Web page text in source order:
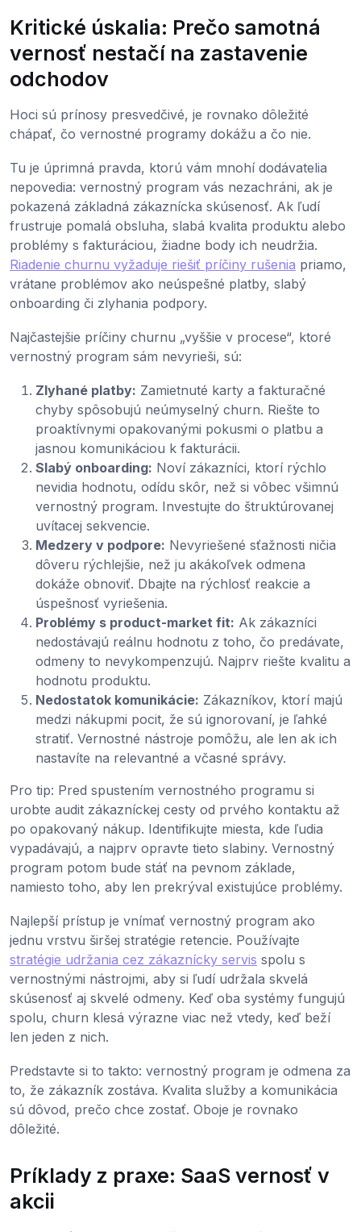
Kritické úskalia: Prečo samotná
vernosť nestačí na zastavenie
odchodov
Hoci sú prínosy presvedčivé, je rovnako dôležité
chápať, čo vernostné programy dokážu a čo nie.
Tu je úprimná pravda, ktorú vám mnohí dodávatelia
nepovedia: vernostný program vás nezachráni, ak je
pokazená základná zákaznícka skúsenosť. Ak ľudí
frustruje pomalá obsluha, slabá kvalita produktu alebo
problémy s fakturáciou, žiadne body ich neudržia.
Riadenie churnu vyžaduje riešiť príčiny rušenia priamo,
vrátane problémov ako neúspešné platby, slabý
onboarding či zlyhania podpory.
Najčastejšie príčiny churnu „vyššie v procese“, ktoré
vernostný program sám nevyrieši, sú:
Zlyhané platby: Zamietnuté karty a fakturačné
chyby spôsobujú neúmyselný churn. Riešte to
proaktívnymi opakovanými pokusmi o platbu a
jasnou komunikáciou k fakturácii.
Slabý onboarding: Noví zákazníci, ktorí rýchlo
nevidia hodnotu, odídu skôr, než si vôbec všimnú
vernostný program. Investujte do štruktúrovanej
uvítacej sekvencie.
Medzery v podpore: Nevyriešené sťažnosti ničia
dôveru rýchlejšie, než ju akákoľvek odmena
dokáže obnoviť. Dbajte na rýchlosť reakcie a
úspešnosť vyriešenia.
Problémy s product-market fit: Ak zákazníci
nedostávajú reálnu hodnotu z toho, čo predávate,
odmeny to nevykompenzujú. Najprv riešte kvalitu a
hodnotu produktu.
Nedostatok komunikácie: Zákazníkov, ktorí majú
medzi nákupmi pocit, že sú ignorovaní, je ľahké
stratiť. Vernostné nástroje pomôžu, ale len ak ich
nastavíte na relevantné a včasné správy.
Pro tip: Pred spustením vernostného programu si
urobte audit zákazníckej cesty od prvého kontaktu až
po opakovaný nákup. Identifikujte miesta, kde ľudia
vypadávajú, a najprv opravte tieto slabiny. Vernostný
program potom bude stáť na pevnom základe,
namiesto toho, aby len prekrýval existujúce problémy.
Najlepší prístup je vnímať vernostný program ako
jednu vrstvu širšej stratégie retencie. Používajte
stratégie udržania cez zákaznícky servis spolu s
vernostnými nástrojmi, aby si ľudí udržala skvelá
skúsenosť aj skvelé odmeny. Keď oba systémy fungujú
spolu, churn klesá výrazne viac než vtedy, keď beží
len jeden z nich.
Predstavte si to takto: vernostný program je odmena za
to, že zákazník zostáva. Kvalita služby a komunikácia
sú dôvod, prečo chce zostať. Oboje je rovnako
dôležité.
Príklady z praxe: SaaS vernosť v
akcii